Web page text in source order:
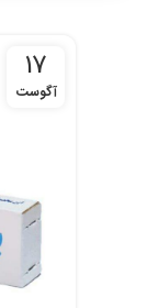
17
آگوست